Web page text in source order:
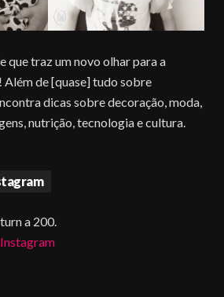
que traz um novo olhar para a
Além de [quase] tudo sobre
dicas sobre decoração, moda,
nutrição, tecnologia e cultura.
a 200.